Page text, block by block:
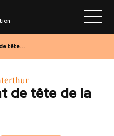
de tête…
de tête de la